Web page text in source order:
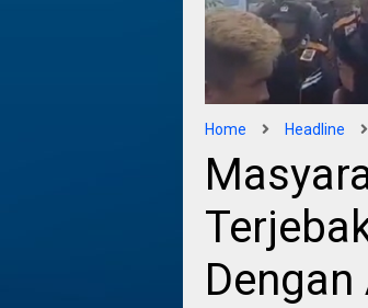
Home Headline